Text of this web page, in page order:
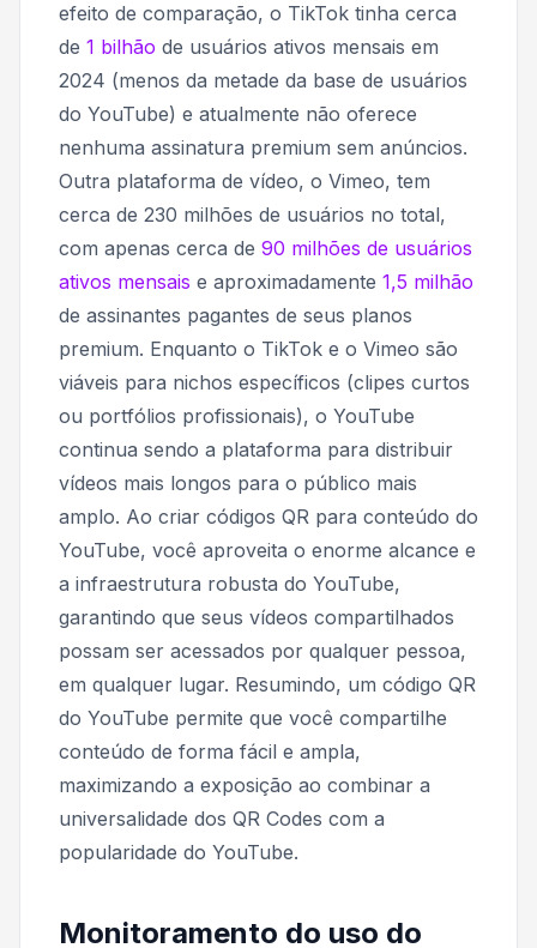
efeito de comparação, o TikTok tinha cerca
de 1 bilhão de usuários ativos mensais em
2024 (menos da metade da base de usuários
do YouTube) e atualmente não oferece
nenhuma assinatura premium sem anúncios.
Outra plataforma de vídeo, o Vimeo, tem
cerca de 230 milhões de usuários no total,
com apenas cerca de 90 milhões de usuários
ativos mensais e aproximadamente 1,5 milhão
de assinantes pagantes de seus planos
premium. Enquanto o TikTok e o Vimeo são
viáveis ​​para nichos específicos (clipes curtos
ou portfólios profissionais), o YouTube
continua sendo a plataforma para distribuir
vídeos mais longos para o público mais
amplo. Ao criar códigos QR para conteúdo do
YouTube, você aproveita o enorme alcance e
a infraestrutura robusta do YouTube,
garantindo que seus vídeos compartilhados
possam ser acessados ​​por qualquer pessoa,
em qualquer lugar. Resumindo, um código QR
do YouTube permite que você compartilhe
conteúdo de forma fácil e ampla,
maximizando a exposição ao combinar a
universalidade dos QR Codes com a
popularidade do YouTube.
Monitoramento do uso do